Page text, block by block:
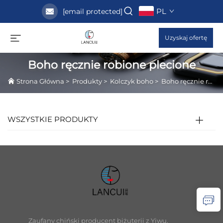
[email protected] PL
Uzyskaj ofertę
Boho ręcznie robione plecione
Strona Główna > Produkty > Kolczyk boho > Boho ręcznie robione plecione
WSZYSTKIE PRODUKTY
Zaufany chiński producent biżuterii z Yiwu,